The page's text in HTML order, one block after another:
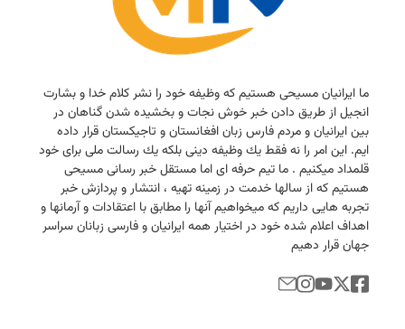
ما ایرانیان مسیحی هستیم كه وظیفه خود را نشر كلام خدا و بشارت
انجیل از طریق دادن خبر خوش نجات و بخشیده شدن گناهان در
بین ایرانیان و مردم فارس زبان افغانستان و تاجیكستان قرار داده
ایم. این امر را نه فقط یك وظیفه دینی بلكه یك رسالت ملی برای خود
قلمداد میكنیم . ما تیم حرفه ای اما مستقل خبر رسانی مسیحی
هستیم كه از سالها خدمت در زمینه تهیه ، انتشار و پردازش خبر
تجربه هایی داریم كه میخواهیم آنها را مطابق با اعتقادات و آرمانها و
اهداف اعلام شده خود در اختیار همه ایرانیان و فارسی زبانان سراسر
جهان قرار دهیم